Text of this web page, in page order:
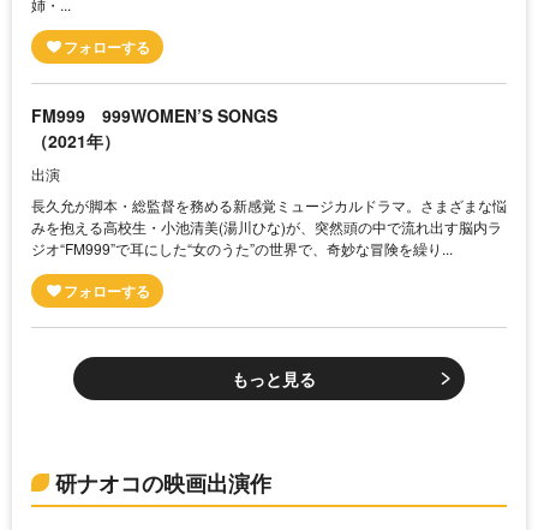
FM999 999WOMEN’S SONGS
（2021年）
出演
長久允が脚本・総監督を務める新感覚ミュージカルドラマ。さまざまな悩
みを抱える高校生・小池清美(湯川ひな)が、突然頭の中で流れ出す脳内ラ
ジオ“FM999”で耳にした“女のうた”の世界で、奇妙な冒険を繰り...
もっと見る
研ナオコの映画出演作